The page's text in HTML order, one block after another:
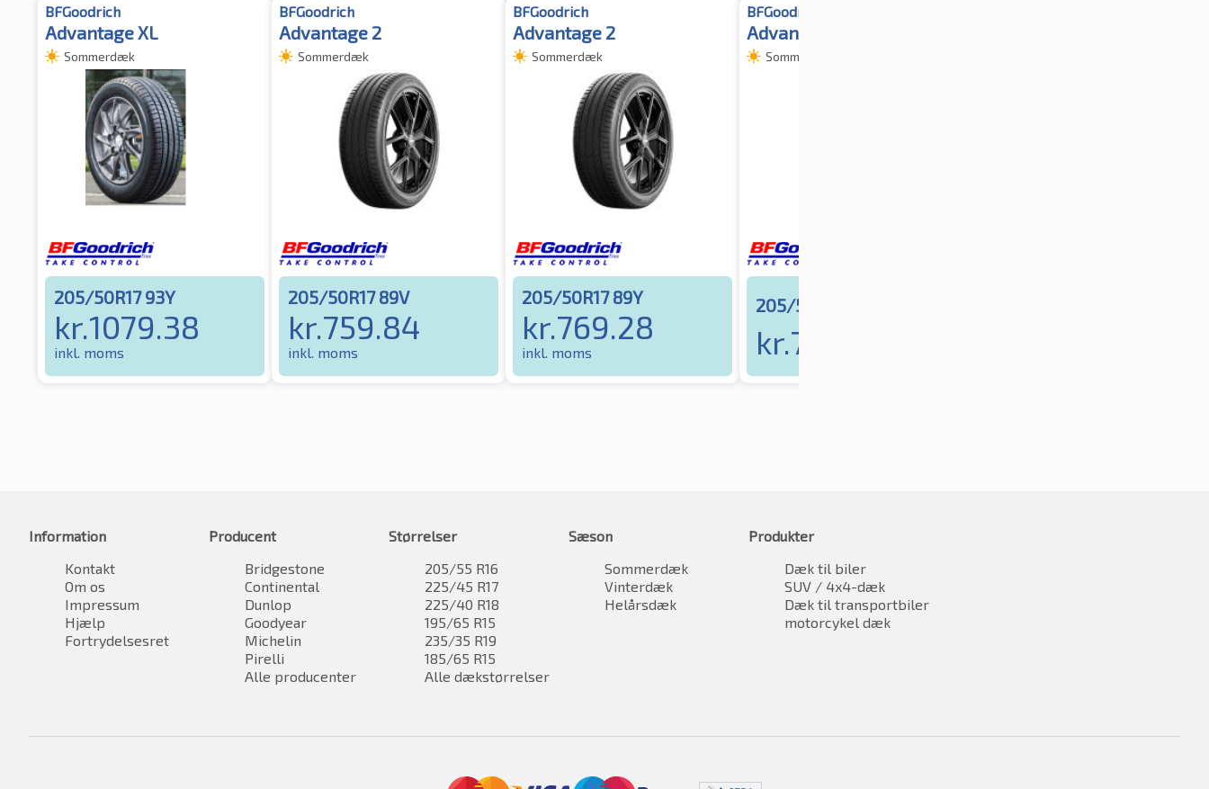
BFGoodrich
Advantage XL
Sommerdæk
205/50R17 93Y
kr.1079.38
inkl. moms
BFGoodrich
Advantage 2
Sommerdæk
205/50R17 89V
kr.759.84
inkl. moms
BFGoodrich
Advantage 2
Sommerdæk
205/50R17 89Y
kr.769.28
inkl. moms
BFGoodrich
Advantage 2 XL
Sommerdæk
205/50R17 93W
kr.774.51
Information
Kontakt
Om os
Impressum
Hjælp
Fortrydelsesret
Producent
Bridgestone
Continental
Dunlop
Goodyear
Michelin
Pirelli
Alle producenter
Størrelser
205/55 R16
225/45 R17
225/40 R18
195/65 R15
235/35 R19
185/65 R15
Alle dækstørrelser
Sæson
Sommerdæk
Vinterdæk
Helårsdæk
Produkter
Dæk til biler
SUV / 4x4-dæk
Dæk til transportbiler
motorcykel dæk